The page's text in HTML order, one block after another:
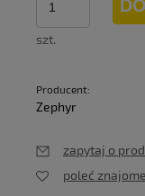
szt.
Producent:
Zephyr
zapytaj o
poleć